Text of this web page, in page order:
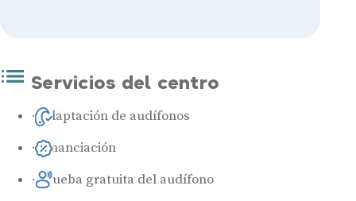
Servicios del centro
Adaptación de audífonos
Financiación
Prueba gratuita del audífono